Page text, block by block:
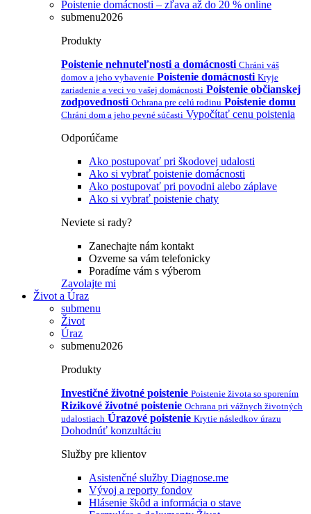
Poistenie domácnosti – zľava až do 20 % online
submenu2026
Produkty
Poistenie nehnuteľnosti a domácnosti Chráni váš
domov a jeho vybavenie Poistenie domácnosti Kryje
zariadenie a veci vo vašej domácnosti Poistenie občianskej
zodpovednosti Ochrana pre celú rodinu Poistenie domu
Chráni dom a jeho pevné súčasti Vypočítať cenu poistenia
Odporúčame
Ako postupovať pri škodovej udalosti
Ako si vybrať poistenie domácnosti
Ako postupovať pri povodni alebo záplave
Ako si vybrať poistenie chaty
Neviete si rady?
Zanechajte nám kontakt
Ozveme sa vám telefonicky
Poradíme vám s výberom
Zavolajte mi
Život a Úraz
submenu
Život
Úraz
submenu2026
Produkty
Investičné životné poistenie Poistenie života so sporením
Rizikové životné poistenie Ochrana pri vážnych životných
udalostiach Úrazové poistenie Krytie následkov úrazu
Dohodnúť konzultáciu
Služby pre klientov
Asistenčné služby Diagnose.me
Vývoj a reporty fondov
Hlásenie škôd a informácia o stave